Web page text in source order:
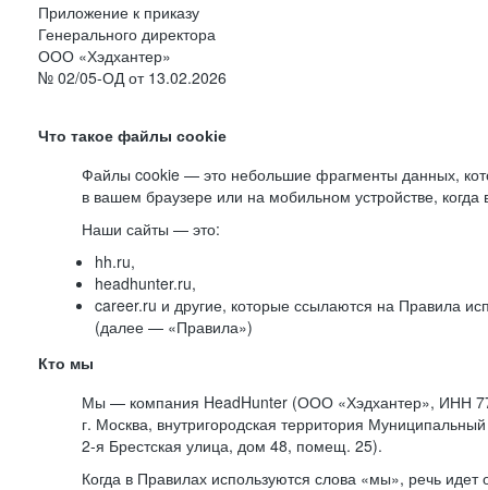
Приложение к приказу
Генерального директора
ООО «Хэдхантер»
№ 02/05-ОД от 13.02.2026
Что такое файлы cookie
Файлы cookie — это небольшие фрагменты данных,
в вашем браузере или на мобильном устройстве,
Наши сайты — это:
hh.ru,
headhunter.ru,
career.ru и другие, которые ссылаются на Правила
(далее — «Правила»)
Кто мы
Мы — компания HeadHunter (ООО «Хэдхантер», ИНН
г. Москва, внутригородская территория Муниципальный
2-я Брестская улица, дом 48, помещ. 25).
Когда в Правилах используются слова «мы», речь